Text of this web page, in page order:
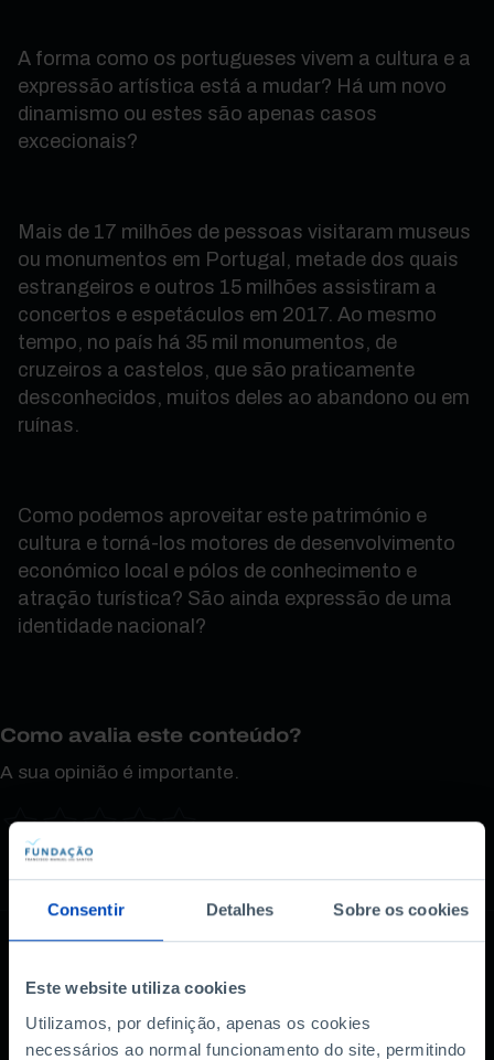
Consentir Detalhes Sobre os cookies
Este website utiliza cookies
Utilizamos, por definição, apenas os cookies
necessários ao normal funcionamento do site, permitindo
A forma como os portugueses vivem a cultura e a
expressão artística está a mudar? Há um novo
dinamismo ou estes são apenas casos
excecionais?
Mais de 17 milhões de pessoas visitaram museus
ou monumentos em Portugal, metade dos quais
estrangeiros e outros 15 milhões assistiram a
concertos e espetáculos em 2017. Ao mesmo
tempo, no país há 35 mil monumentos, de
cruzeiros a castelos, que são praticamente
desconhecidos, muitos deles ao abandono ou em
ruínas.
Como podemos aproveitar este património e
cultura e torná-los motores de desenvolvimento
económico local e pólos de conhecimento e
atração turística? São ainda expressão de uma
identidade nacional?
Como avalia este conteúdo?
A sua opinião é importante.
Conteúdos relacionados com
este episódio